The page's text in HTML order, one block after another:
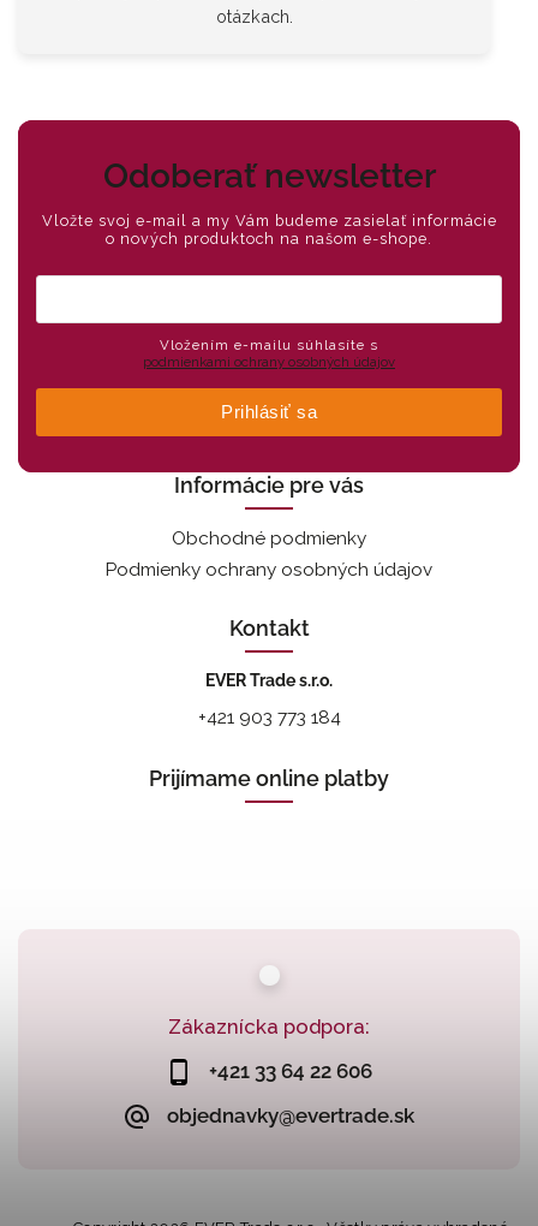
otázkach.
Zákaznícka podpora:
+421 33 64 22 606
objednavky@evertrade.sk
Odoberať newsletter
Vložte svoj e-mail a my Vám budeme zasielať informácie
o nových produktoch na našom e-shope.
podmienkami ochrany osobných údajov
Prihlásiť sa
Informácie pre vás
Obchodné podmienky
Podmienky ochrany osobných údajov
Kontakt
EVER Trade s.r.o.
+421 903 773 184
Prijímame online platby